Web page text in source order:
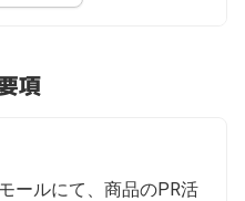
項
ールにて、商品のPR活